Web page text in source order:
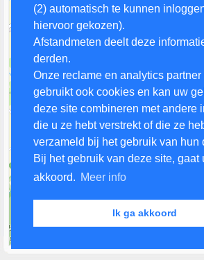
(2) automatisch te kunnen
hiervoor gekozen).
Afstandmeten deelt deze
derden.
Onze reclame en analytics
gebruikt ook cookies en kan uw
deze site combineren met andere
die u ze hebt verstrekt of die ze
verzameld bij het gebruik van hun
Bij het gebruik van deze site, gaat
akkoord. Meer info
Ik ga akkoord